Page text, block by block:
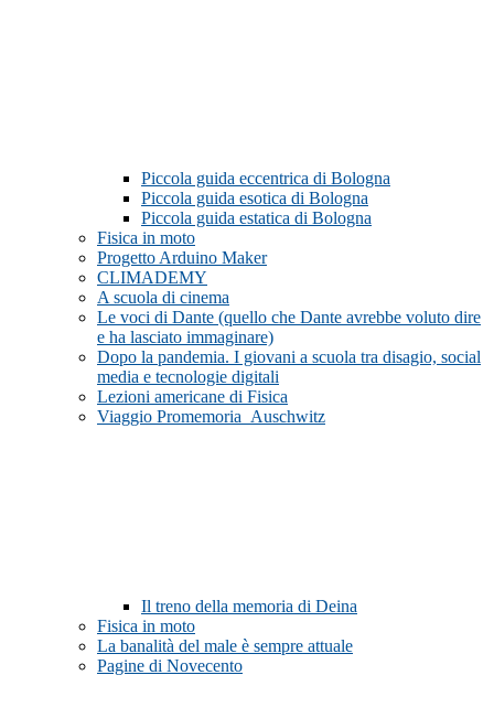
Piccola guida eccentrica di Bologna
Piccola guida esotica di Bologna
Piccola guida estatica di Bologna
Fisica in moto
Progetto Arduino Maker
CLIMADEMY
A scuola di cinema
Le voci di Dante (quello che Dante avrebbe voluto dire
e ha lasciato immaginare)
Dopo la pandemia. I giovani a scuola tra disagio, social
media e tecnologie digitali
Lezioni americane di Fisica
Viaggio Promemoria_Auschwitz
Il treno della memoria di Deina
Fisica in moto
La banalità del male è sempre attuale
Pagine di Novecento